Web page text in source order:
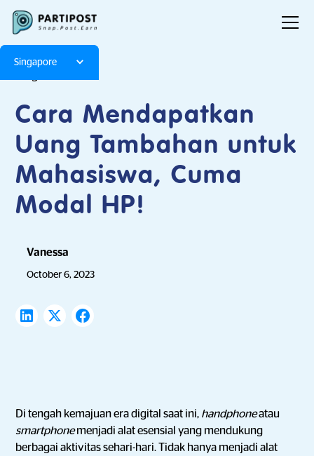
Singapore
Cara Mendapatkan
Uang Tambahan untuk
Mahasiswa, Cuma
Modal HP!
Vanessa
October 6, 2023
Di tengah kemajuan era digital saat ini, handphoneatau
smartphonemenjadi alat esensial yang mendukung
berbagai aktivitas sehari-hari. Tidak hanya menjadi alat